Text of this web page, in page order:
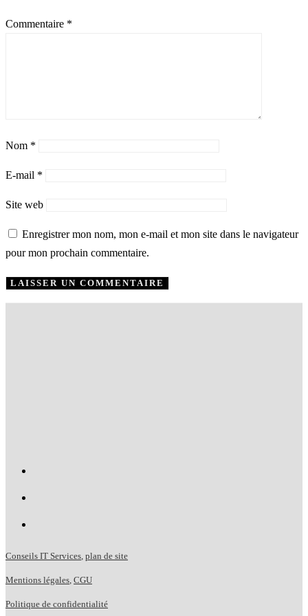
Commentaire *
Nom *
E-mail *
Site web
Enregistrer mon nom, mon e-mail et mon site dans le navigateur
pour mon prochain commentaire.
Conseils IT Services plan de site
Mentions légales CGU
Politique de confidentialité